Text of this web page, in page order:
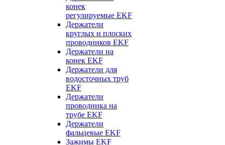
конек
регулируемые EKF
Держатели
круглых и плоских
проводников EKF
Держатели на
конек EKF
Держатели для
водосточных труб
EKF
Держатели
проводника на
трубе EKF
Держатели
фальцевые EKF
Зажимы EKF